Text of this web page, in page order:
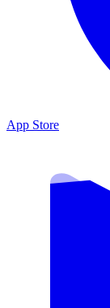
App Store